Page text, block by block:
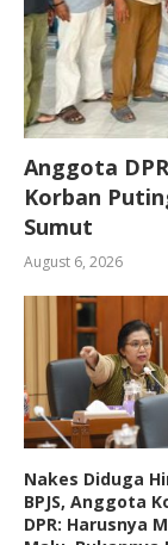
Anggota
Korban
Sumut
August 6, 2026
Nakes Diduga
BPJS, Anggota
DPR: Harusnya